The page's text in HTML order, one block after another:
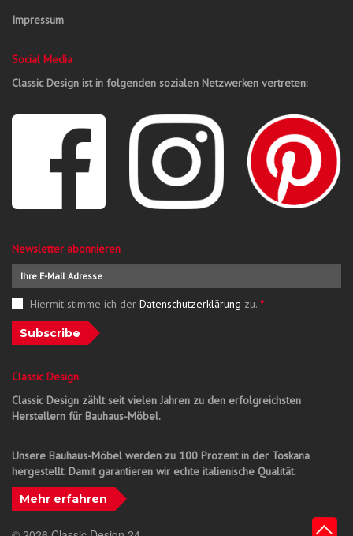
Impressum
Social Media
Classic Design ist in folgenden sozialen Netzwerken vertreten:
Newsletter abonnieren
Hiermit stimme ich der Datenschutzerklärung zu. *
Subscribe
Classic Design
Classic Design zählt seit vielen Jahren zu den erfolgreichsten
Herstellern für Bauhaus-Möbel.
Unsere Bauhaus-Möbel werden zu 100 Prozent in der Toskana
hergestellt. Damit garantieren wir echte italienische Qualität.
Mehr erfahren